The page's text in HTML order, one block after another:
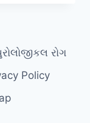
રોગ
Policy